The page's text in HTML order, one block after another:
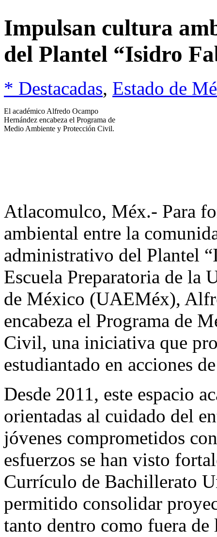
Impulsan cultura
del Plantel “Isidro
* Destacadas, Estado de
El académico Alfredo Ocampo
Hernández encabeza el Programa de
Medio Ambiente y Protección Civil.
Atlacomulco, Méx.- Para
ambiental entre la
administrativo del Plantel
Escuela Preparatoria de la
de México (UAEMéx),
encabeza el Programa de
Civil, una iniciativa que
estudiantado en acciones
Desde 2011, este espacio
orientadas al cuidado del
jóvenes comprometidos
esfuerzos se han visto
Currículo de Bachillerato
permitido consolidar
tanto dentro como fuera de